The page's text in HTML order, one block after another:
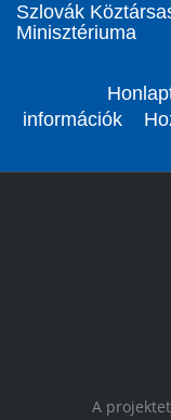
Szlovák
Minisztériuma
információk
A